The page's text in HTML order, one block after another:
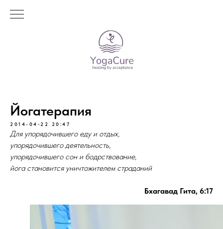
Йогатерапия
2014-04-22 20:47
Для упорядочившего еду и отдых,
упорядочившего деятельность,
упорядочившего сон и бодрствование,
йога становится уничтожителем страданий
Бхагавад Гита, 6:17